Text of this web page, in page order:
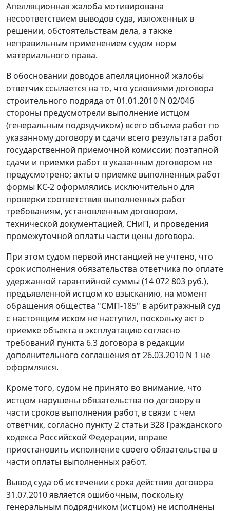
Апелляционная жалоба мотивирована
несоответствием выводов суда, изложенных в
решении, обстоятельствам дела, а также
неправильным применением судом норм
материального права.
В обосновании доводов апелляционной жалобы
ответчик ссылается на то, что условиями договора
строительного подряда от 01.01.2010 N 02/046
стороны предусмотрели выполнение истцом
(генеральным подрядчиком) всего объема работ по
указанному договору и сдачи всего результата работ
государственной приемочной комиссии; поэтапной
сдачи и приемки работ в указанным договором не
предусмотрено; акты о приемке выполненных работ
формы КС-2 оформлялись исключительно для
проверки соответствия выполненных работ
требованиям, установленным договором,
технической документацией, СНиП, и проведения
промежуточной оплаты части цены договора.
При этом судом первой инстанцией не учтено, что
срок исполнения обязательства ответчика по оплате
удержанной гарантийной суммы (14 072 803 руб.),
предъявленной истцом ко взысканию, на момент
обращения общества "СМП-185" в арбитражный суд
с настоящим иском не наступил, поскольку акт о
приемке объекта в эксплуатацию согласно
требований пункта 6.3 договора в редакции
дополнительного соглашения от 26.03.2010 N 1 не
оформлялся.
Кроме того, судом не принято во внимание, что
истцом нарушены обязательства по договору в
части сроков выполнения работ, в связи с чем
ответчик, согласно пункту 2 статьи 328 Гражданского
кодекса Российской Федерации, вправе
приостановить исполнение своего обязательства в
части оплаты выполненных работ.
Вывод суда об истечении срока действия договора
31.07.2010 является ошибочным, поскольку
генеральным подрядчиком (истцом) не исполнены